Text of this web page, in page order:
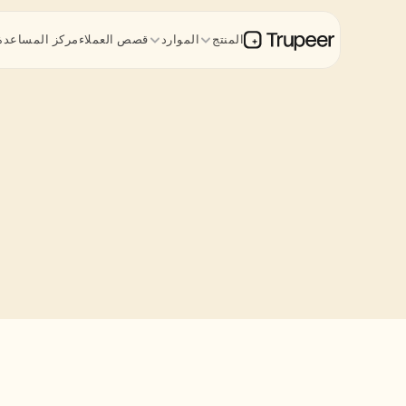
المنتج الموارد قصص العملاءمركز